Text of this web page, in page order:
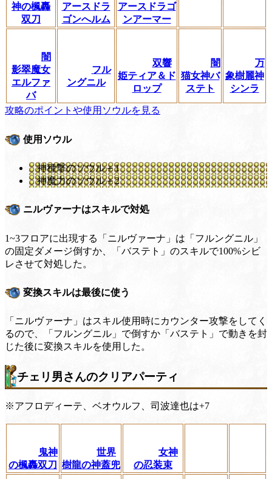
神の楓轟
双刀
アースドラ
ゴンへルム
アースドラゴ
ンアーマー
闇
影翠魔女
エルファ
バ
フル
ングニル
双響
姫ティア＆ド
ロップ
闇
猫女神バ
ステト
万
象樹麗神
シンラ
攻略のポイントや使用ソウルを見る
使用ソウル
神種撃のソウル＋1
神魔力のソウル＋2
ニルヴァーナはスキルで対処
1~3フロアに出現する「ニルヴァーナ」は「フルングニル」
の固定ダメージ倒すか、「バステト」のスキルで100%シビ
レさせて対処した。
変換スキルは最後に使う
「ニルヴァーナ」はスキル使用時にカウンター攻撃をしてく
るので、「フルングニル」で倒すか「バステト」で動きを封
じた後に変換スキルを使用した。
チェリ男さんのクリアパーティ
※アフロディーテ、ベオウルフ、司波達也は+7
鬼神
の楓轟双刀
世界
樹龍の神蓋兜
女神
の忍装束